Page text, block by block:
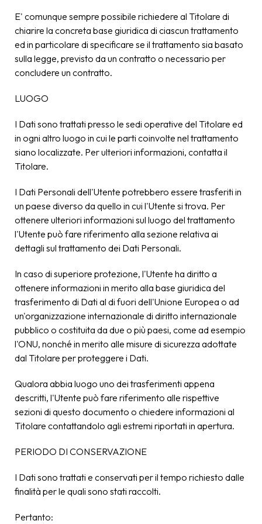
E' comunque sempre possibile richiedere al Titolare di
chiarire la concreta base giuridica di ciascun trattamento
ed in particolare di specificare se il trattamento sia basato
sulla legge, previsto da un contratto o necessario per
concludere un contratto.
LUOGO
I Dati sono trattati presso le sedi operative del Titolare ed
in ogni altro luogo in cui le parti coinvolte nel trattamento
siano localizzate. Per ulteriori informazioni, contatta il
Titolare.
I Dati Personali dell'Utente potrebbero essere trasferiti in
un paese diverso da quello in cui l'Utente si trova. Per
ottenere ulteriori informazioni sul luogo del trattamento
l'Utente può fare riferimento alla sezione relativa ai
dettagli sul trattamento dei Dati Personali.
In caso di superiore protezione, l'Utente ha diritto a
ottenere informazioni in merito alla base giuridica del
trasferimento di Dati al di fuori dell'Unione Europea o ad
un'organizzazione internazionale di diritto internazionale
pubblico o costituita da due o più paesi, come ad esempio
l'ONU, nonché in merito alle misure di sicurezza adottate
dal Titolare per proteggere i Dati.
Qualora abbia luogo uno dei trasferimenti appena
descritti, l'Utente può fare riferimento alle rispettive
sezioni di questo documento o chiedere informazioni al
Titolare contattandolo agli estremi riportati in apertura.
PERIODO DI CONSERVAZIONE
I Dati sono trattati e conservati per il tempo richiesto dalle
finalità per le quali sono stati raccolti.
Pertanto: